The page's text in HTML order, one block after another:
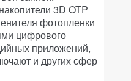
3D OTP
фотопленки
цифрового
приложений,
и других сфер